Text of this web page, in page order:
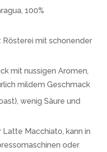
100%
mit schonender
mit nussigen Aromen,
mildem Geschmack
wenig Säure und
Macchiato, kann in
oder